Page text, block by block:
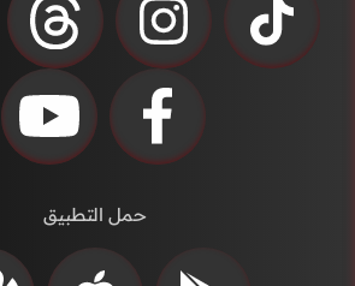
حمل التطبيق